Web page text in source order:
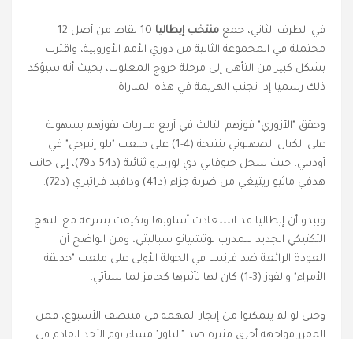
في الطرف الثاني، جمع منتخب إيطاليا
10 نقاط من أصل 12
محتملة في المجموعة الثانية من دوري الأمم الأوروبية، واقترب
بشكل كبير من التأهل إلى مرحلة خروج المغلوب، بحيث أنه سيؤكد
ذلك رسميا إذا تجنب الهزيمة في هذه المباراة.
وحقق "الأزوري" فوزهم الثالث في أربع مباريات بفوزهم بسهولة
على الكيان الصهيوني بنتيجة (4-1) على ملعب "بلو إنيرجي" في
أوديني، حيث سجل جيوفاني دي لورينزو ثنائية (د54 د79)، إلى جانب
هدفي ماثيو ريتيغي من ضربة جزاء (د41) ودافيد فراتيزي (د72).
ويبدو أن إيطاليا قد استعادت أسلوبها وتكيفت بسرعة مع النهج
التكتيكي الجديد للمدرب لوتشيانو سباليتي، ومن الواضح أن
العودة الرائعة ضد فرنسا في الجولة الأولى على ملعب "حديقة
الأمراء" والفوز (3-1) كان لها تأثيرها كحافز لما سيأتي.
وحتى لو لم يتمكنوا من إنجاز المهمة في منتصف الأسبوع، فمن
المقرر مواجهة أخرى مثيرة ضد "البلوز" مساء يوم الأحد القادم في